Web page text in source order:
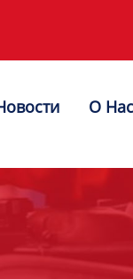
О Hас